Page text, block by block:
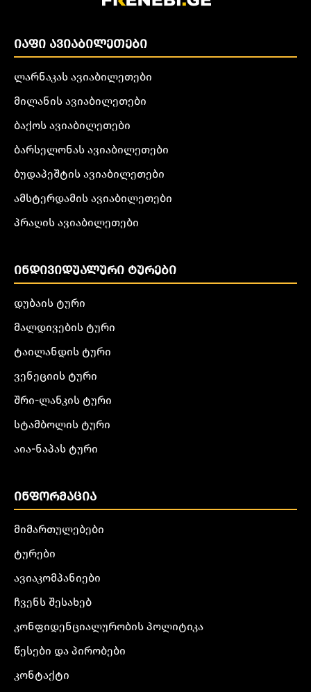
ᲘᲐᲤᲘ ᲐᲕᲘᲐᲑᲘᲚᲔᲗᲔᲑᲘ
ლარნაკას ავიაბილეთები
მილანის ავიაბილეთები
ბაქოს ავიაბილეთები
ბარსელონას ავიაბილეთები
ბუდაპეშტის ავიაბილეთები
ამსტერდამის ავიაბილეთები
პრაღის ავიაბილეთები
ᲘᲜᲓᲘᲕᲘᲓᲣᲐᲚᲣᲠᲘ ᲢᲣᲠᲔᲑᲘ
დუბაის ტური
მალდივების ტური
ტაილანდის ტური
ვენეციის ტური
შრი-ლანკის ტური
სტამბოლის ტური
აია-ნაპას ტური
ᲘᲜᲤᲝᲠᲛᲐᲪᲘᲐ
მიმართულებები
ტურები
ავიაკომპანიები
ჩვენს შესახებ
კონფიდენციალურობის პოლიტიკა
წესები და პირობები
კონტაქტი